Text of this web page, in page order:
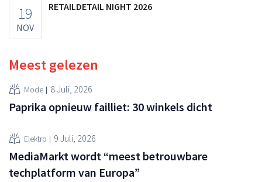
19
NOV
RETAILDETAIL NIGHT 2026
Meest gelezen
Mode 8 Juli, 2026
Paprika opnieuw failliet: 30 winkels dicht
Elektro 9 Juli, 2026
MediaMarkt wordt “meest betrouwbare
techplatform van Europa”